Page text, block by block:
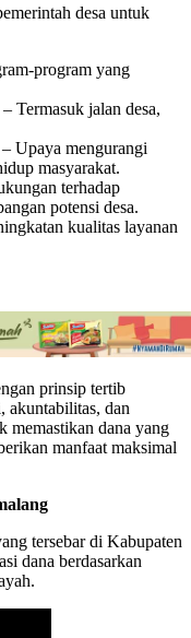
desa untuk
program yang
– Termasuk jalan desa,
– Upaya mengurangi
masyarakat.
terhadap
potensi desa.
kualitas layanan
prinsip tertib
akuntabilitas, dan
memastikan dana yang
manfaat maksimal
tersebar di Kabupaten
dana berdasarkan